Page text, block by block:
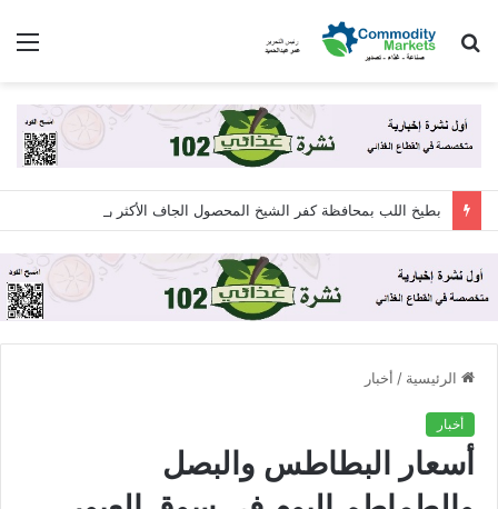
بحث
الرئيسية / أخبار
أخبار
أسعار البطاطس والبصل